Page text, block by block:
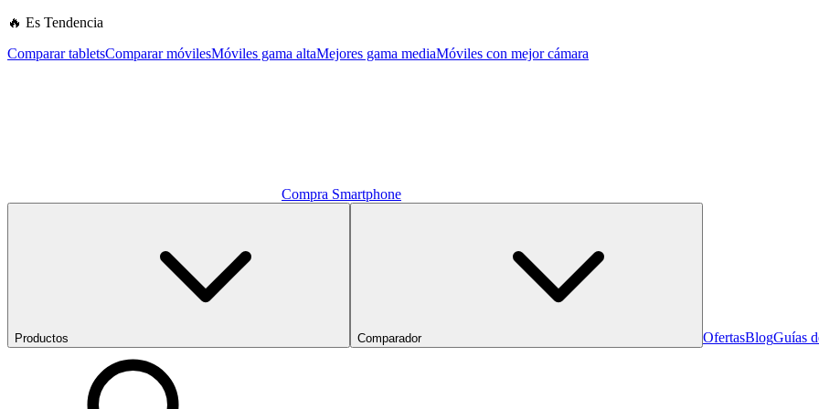
🔥 Es Tendencia
Comparar tabletsComparar móvilesMóviles gama altaMejores gama mediaMóviles con mejor cámara
Compra Smartphone
Productos Comparador OfertasBlogGuías